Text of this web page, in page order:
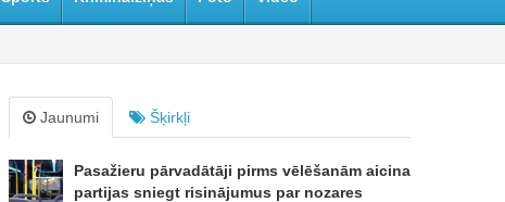
Jaunumi Šķirkļi
Pasažieru pārvadātāji pirms vēlēšanām aicina
partijas sniegt risinājumus par nozares